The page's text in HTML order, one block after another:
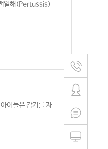
백일해(Pertussis)
이들은 감기를 자